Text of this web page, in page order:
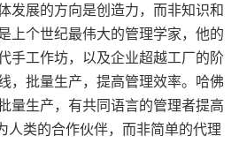
发展的方向是创造力，而非知识和
上个世纪最伟大的管理学家，他的
手工作坊，以及企业超越工厂的阶
，批量生产，提高管理效率。哈佛
量生产，有共同语言的管理者提高
人类的合作伙伴，而非简单的代理